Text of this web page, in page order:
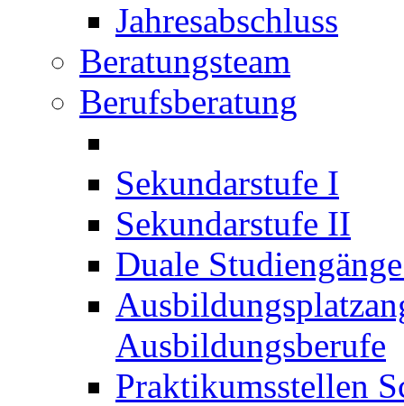
Jahresabschluss
Beratungsteam
Berufsberatung
Sekundarstufe I
Sekundarstufe II
Duale
Ausbildungsberufe
Praktikumsstellen